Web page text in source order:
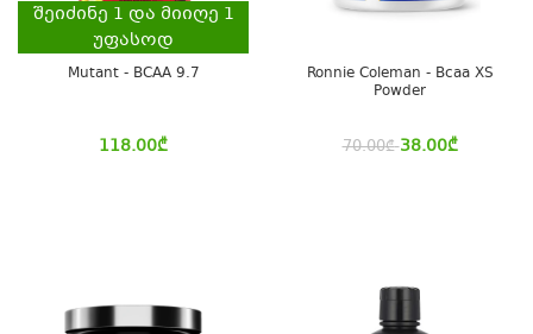
შეიძინე 1 და მიიღე 1
უფასოდ
Mutant - BCAA 9.7
118.00₾
Ronnie Coleman - Bcaa XS
Powder
70.00₾ 38.00₾